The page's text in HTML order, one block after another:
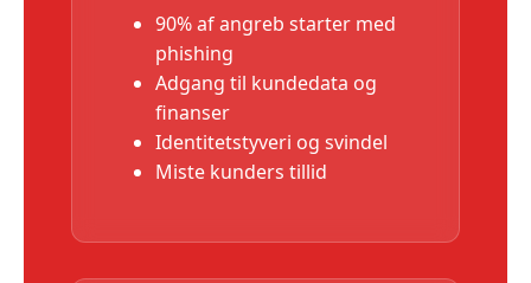
90% af angreb starter med
phishing
Adgang til kundedata og
finanser
Identitetstyveri og svindel
Miste kunders tillid